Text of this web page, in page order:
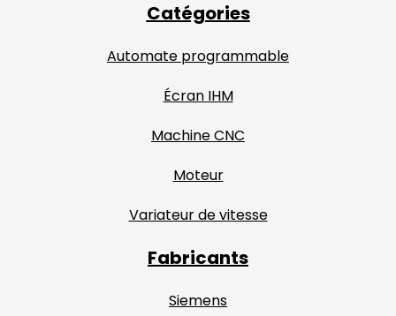
Catégories
Automate programmable
Écran IHM
Machine CNC
Moteur
Variateur de vitesse
Fabricants
Siemens